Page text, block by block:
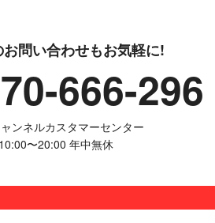
問い合わせもお気軽に!
666-296
ンネルカスタマーセンター
10:00〜20:00 年中無休